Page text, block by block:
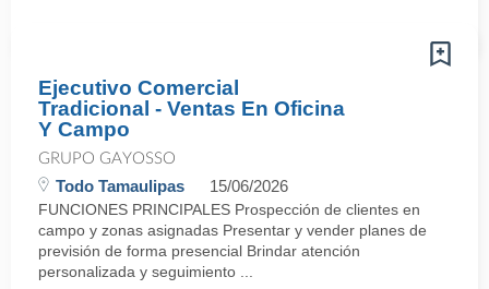
Ejecutivo Comercial
Tradicional - Ventas En Oficina
Y Campo
GRUPO GAYOSSO
Todo Tamaulipas 15/06/2026
FUNCIONES PRINCIPALES Prospección de clientes en
campo y zonas asignadas Presentar y vender planes de
previsión de forma presencial Brindar atención
personalizada y seguimiento ...